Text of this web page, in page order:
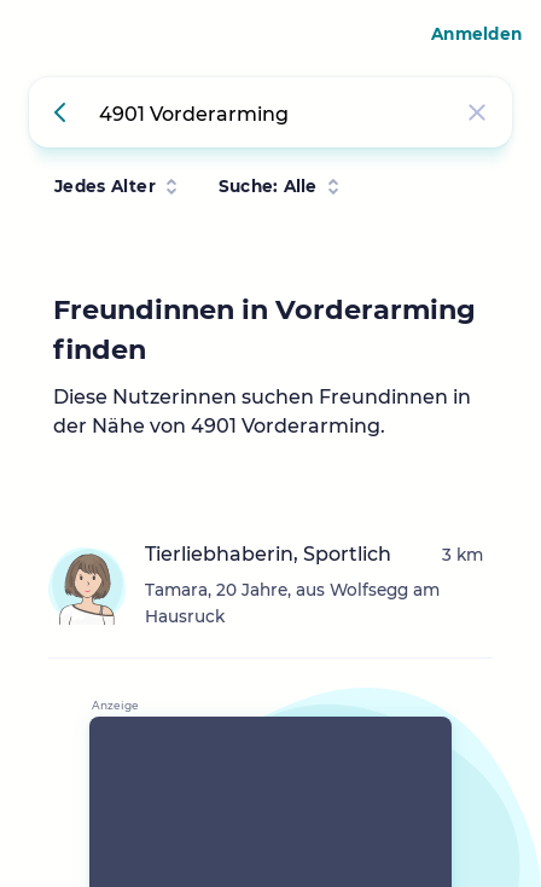
Jedes Alter Suche: Alle
Freundinnen in Vorderarming
finden
Diese Nutzerinnen suchen Freundinnen in
der Nähe von 4901 Vorderarming.
Tierliebhaberin, Sportlich
Tamara, 20 Jahre, aus Wolfsegg am
Hausruck
3 km
Anmelden